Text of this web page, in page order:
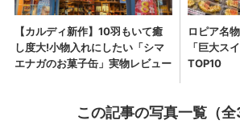
この記事の写真一覧（全